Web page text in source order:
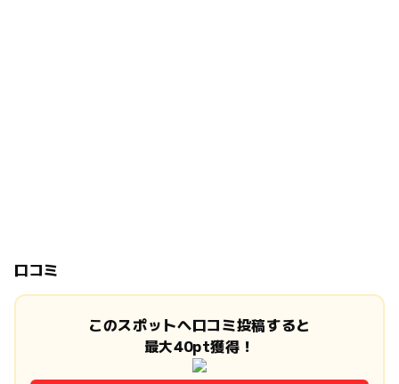
口コミ
このスポットへ口コミ投稿すると
最大40pt獲得！